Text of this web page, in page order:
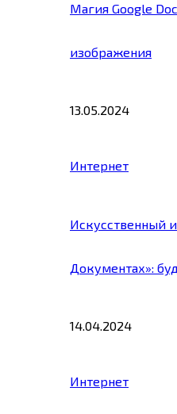
Магия Google
изображения
13.05.2024
Интернет
Искусственный
Документах»:
14.04.2024
Интернет